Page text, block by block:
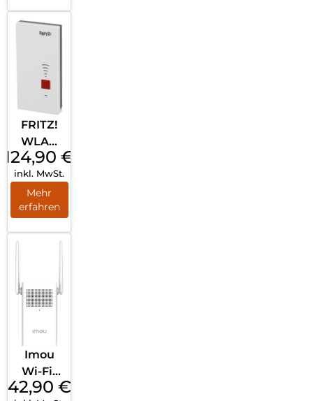
FRITZ!
WLAN
Repeate
r 2400
Weiß
124,90 €
inkl. MwSt.
Mehr
erfahren
Imou
Wi-Fi-
Verstärk
42,90 €